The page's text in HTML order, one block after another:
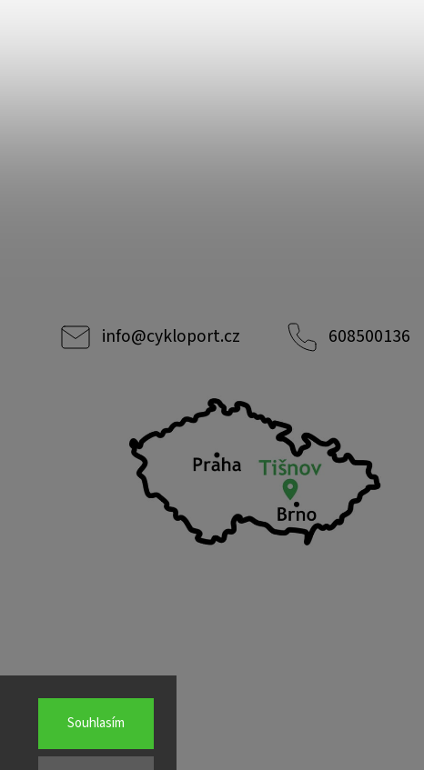
Souhlasím
info@cykloport.cz 608500136